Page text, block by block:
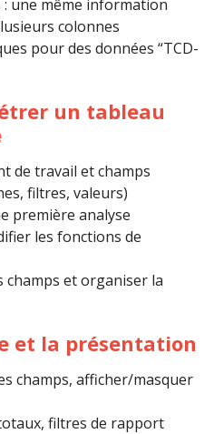
une même information
colonnes
pour des données “TCD-
un tableau
de travail et champs
filtres, valeurs)
première analyse
les fonctions de
champs et organiser la
et la présentation
champs, afficher/masquer
filtres de rapport